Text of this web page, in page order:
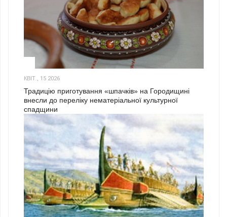
КВІТ., 15 2026
Традицію приготування «шпачків» на Городищині
внесли до переліку нематеріальної культурної
спадщини